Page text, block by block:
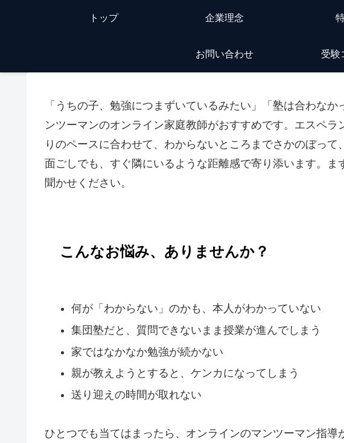
トップ 企業理念
お問い合わせ 受験
「うちの子、勉強につまずいているみたい」「塾は合わな
ンツーマンのオンライン家庭教師がおすすめです。エスペラ
りのペースに合わせて、わからないところまでさかのぼっ
面ごしでも、すぐ隣にいるような距離感で寄り添います。
聞かせください。
こんなお悩み、ありませんか？
何が「わからない」のかも、本人がわかっていない
集団塾だと、質問できないまま授業が進んでしまう
家ではなかなか勉強が続かない
親が教えようとすると、ケンカになってしまう
送り迎えの時間が取れない
ひとつでも当てはまったら、オンラインのマンツーマン指導